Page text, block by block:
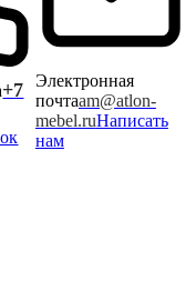
+7
Электронная
почтаam@atlon-
mebel.ruНаписать
нам